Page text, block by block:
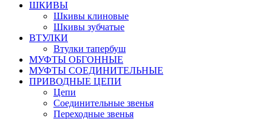
ШКИВЫ
Шкивы клиновые
Шкивы зубчатые
ВТУЛКИ
Втулки тапербуш
МУФТЫ ОБГОННЫЕ
МУФТЫ СОЕДИНИТЕЛЬНЫЕ
ПРИВОДНЫЕ ЦЕПИ
Цепи
Соединительные звенья
Переходные звенья